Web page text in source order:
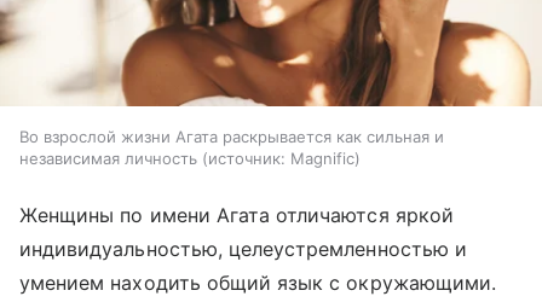
Во взрослой жизни Агата раскрывается как сильная и
независимая личность
источник: Magnific
Женщины по имени Агата отличаются яркой
индивидуальностью, целеустремленностью и
умением находить общий язык с окружающими.